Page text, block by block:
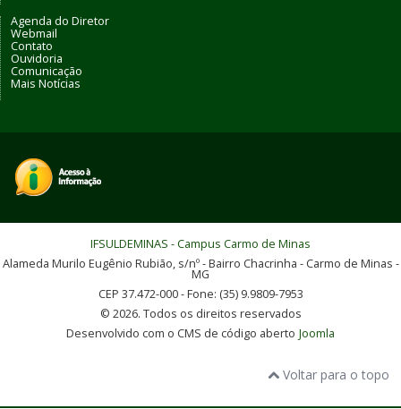
Agenda do Diretor
Webmail
Contato
Ouvidoria
Comunicação
Mais Notícias
IFSULDEMINAS - Campus Carmo de Minas
Alameda Murilo Eugênio Rubião, s/nº - Bairro Chacrinha - Carmo de Minas -
MG
CEP 37.472-000 - Fone: (35) 9.9809-7953
© 2026. Todos os direitos reservados
Desenvolvido com o CMS de código aberto Joomla
Voltar para o topo